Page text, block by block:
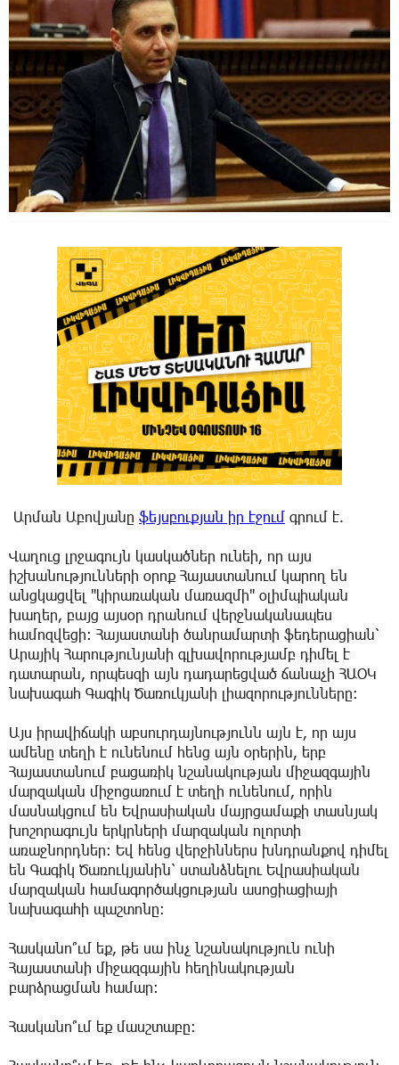
Արման Աբովյանը ֆեյսբուքյան իր էջում գրում է.
Վաղուց լրջագույն կասկածներ ունեի, որ այս
իշխանությունների օրոք Հայաստանում կարող են
անցկացվել "կիրառական մառազմի" օլիմպիական
խաղեր, բայց այսօր դրանում վերջնականապես
համոզվեցի։ Հայաստանի ծանրամարտի ֆեդերացիան՝
Արայիկ Հարությունյանի գլխավորությամբ դիմել է
դատարան, որպեսզի այն դադարեցված ճանաչի ՀԱՕԿ
նախագահ Գագիկ Ծառուկյանի լիազորությունները։
Այս իրավիճակի աբսուրդայնությունն այն է, որ այս
ամենը տեղի է ունենում հենց այն օրերին, երբ
Հայաստանում բացառիկ նշանակության միջազգային
մարզական միջոցառում է տեղի ունենում, որին
մասնակցում են Եվրասիական մայրցամաքի տասնյակ
խոշորագույն երկրների մարզական ոլորտի
առաջնորդներ։ Եվ հենց վերջիններս խնդրանքով դիմել
են Գագիկ Ծառուկյանին՝ ստանձնելու Եվրասիական
մարզական համագործակցության ասոցիացիայի
նախագահի պաշտոնը։
Հասկանո՞ւմ եք, թե սա ինչ նշանակություն ունի
Հայաստանի միջազգային հեղինակության
բարձրացման համար։
Հասկանո՞ւմ եք մասշտաբը։